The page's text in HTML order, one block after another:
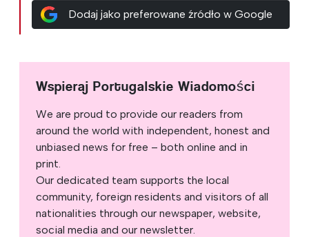
Dodaj jako preferowane źródło w Google
Wspieraj Portugalskie Wiadomości
We are proud to provide our readers from
around the world with independent, honest and
unbiased news for free – both online and in
print.
Our dedicated team supports the local
community, foreign residents and visitors of all
nationalities through our newspaper, website,
social media and our newsletter.